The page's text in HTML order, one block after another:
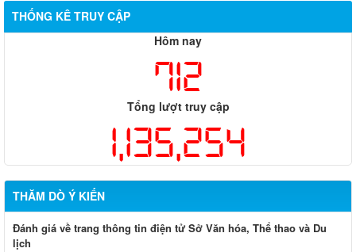
THỐNG KÊ TRUY CẬP
Hôm nay
712
Tổng lượt truy cập
1,135,254
THĂM DÒ Ý KIẾN
Đánh giá về trang thông tin điện tử Sở Văn hóa, Thể thao và Du
lịch